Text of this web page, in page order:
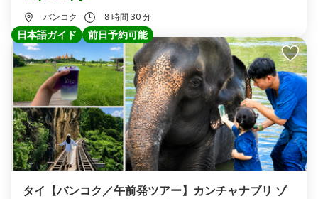
バンコク 8 時間 30 分
日本語ガイド 前日予約可能
タイ【バンコク／午前発ツアー】カンチャナブリ ゾ